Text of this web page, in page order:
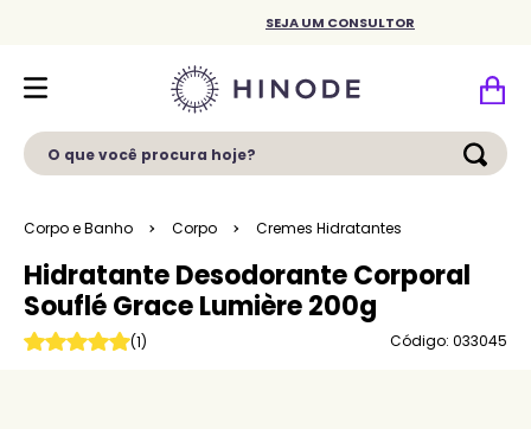
SEJA UM CONSULTOR
O que você procura hoje?
Corpo e Banho Corpo Cremes Hidratantes
Hidratante Desodorante Corporal
Souflé Grace Lumière 200g
(1) Código: 033045